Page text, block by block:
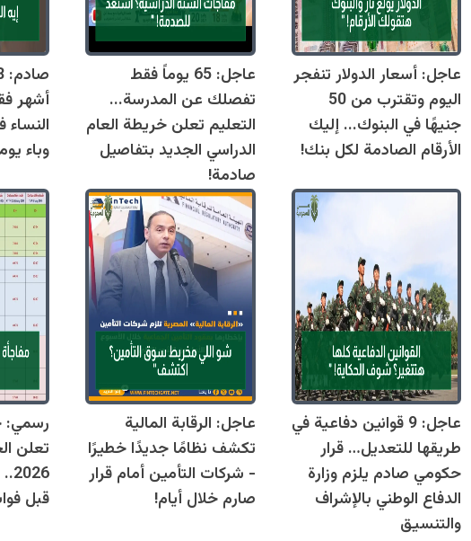
عاجل: أسعار الدولار تنفجر
اليوم وتقترب من 50
جنيهًا في البنوك... إليك
الأرقام الصادمة لكل بنك!
عاجل: 65 يوماً فقط
تفصلك عن المدرسة...
التعليم تعلن خريطة العام
الدراسي الجديد بتفاصيل
صادمة!
أشهر
وباء
عاجل: 9 قوانين دفاعية في
طريقها للتعديل… قرار
حكومي صادم يلزم وزارة
الدفاع الوطني بالإشراف
والتنسيق
عاجل: الرقابة المالية
تكشف نظامًا جديدًا خطيرًا
- شركات التأمين أمام قرار
صارم خلال أيام!
رسمي:
تعلن
قبل